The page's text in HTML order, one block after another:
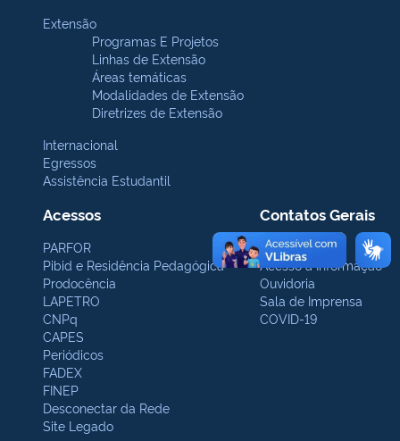
Extensão
Programas E Projetos
Linhas de Extensão
Áreas temáticas
Modalidades de Extensão
Diretrizes de Extensão
Internacional
Egressos
Assistência Estudantil
Acessos
PARFOR
Pibid e Residência Pedagógica
Prodocência
LAPETRO
CNPq
CAPES
Periódicos
FADEX
FINEP
Desconectar da Rede
Site Legado
Contatos Gerais
Protocolo
Acesso à Informação
Ouvidoria
Sala de Imprensa
COVID-19